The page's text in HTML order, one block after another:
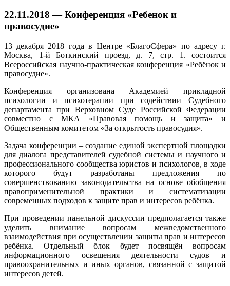
22.11.2018 — Конференция «Ребенок и
правосудие»
13 декабря 2018 года в Центре «БлагоСфера» по адресу г.
Москва, 1-й Боткинский проезд, д. 7, стр. 1. состоится
Всероссийская научно-практическая конференция «Ребёнок и
правосудие».
Конференция организована Академией прикладной
психологии и психотерапии при содействии Судебного
департамента при Верховном Суде Российской Федерации
совместно с МКА «Правовая помощь и защита» и
Общественным комитетом «За открытость правосудия».
Задача конференции – создание единой экспертной площадки
для диалога представителей судебной системы и научного и
профессионального сообщества юристов и психологов, в ходе
которого будут разработаны предложения по
совершенствованию законодательства на основе обобщения
правоприменительной практики и систематизации
современных подходов к защите прав и интересов ребёнка.
При проведении панельной дискуссии предполагается также
уделить внимание вопросам межведомственного
взаимодействия при осуществлении защиты прав и интересов
ребёнка. Отдельный блок будет посвящён вопросам
информационного освещения деятельности судов и
правоохранительных и иных органов, связанной с защитой
интересов детей.